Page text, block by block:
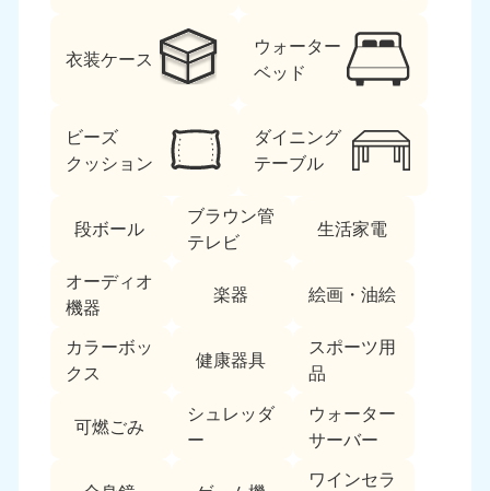
衣装ケース
ウォーター
ベッド
ビーズ
クッション
ダイニング
テーブル
段ボール
ブラウン管
テレビ
生活家電
オーディオ
機器
楽器 絵画・油絵
カラーボッ
クス
健康器具
スポーツ用
品
可燃ごみ
シュレッダ
ー
ウォーター
サーバー
ワインセラ
北海道
9:00〜19:00 年中無休
青森県
9:00〜19:00 年中無休
050-1881-5274
9:00〜19:00 年中無休
050-1881-5275
9:00〜19:00 年中無休
山形県 宮城県
050-1881-5272
9:00〜19:00 年中無休